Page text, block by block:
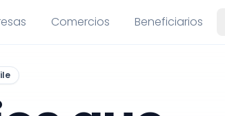
Comercios Beneficiarios